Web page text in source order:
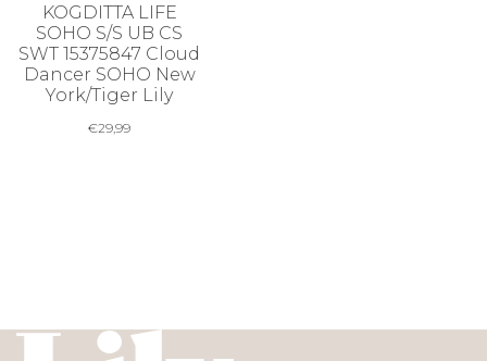
KOGDITTA LIFE
SOHO S/S UB CS
SWT 15375847 Cloud
Dancer SOHO New
York/Tiger Lily
€29,99